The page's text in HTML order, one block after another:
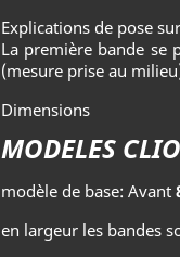
Explications de pose
La première bande se
(mesure prise au
Dimensions
MODELES
modèle de base: Avant
en largeur les bandes